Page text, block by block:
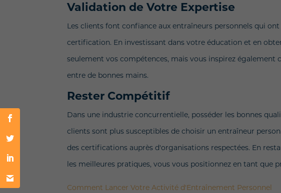
Validation de Votre Expertise
Les clients font confiance aux entraîneurs personnels qui
certification. En investissant dans votre éducation et en
seulement vos compétences, mais vous inspirez également
entre de bonnes mains.
Rester Compétitif
Dans une industrie concurrentielle, posséder les bonnes
clients sont plus susceptibles de choisir un entraîneur
des certifications auprès d'organisations respectées. En
les meilleures pratiques, vous vous positionnez en tant que
Comment Lancer Votre Activité d'Entraînement Personnel